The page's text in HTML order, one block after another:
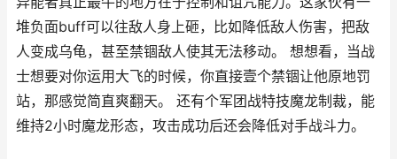
堆负面buff可以往敌人身上砸，比如降低敌人伤害，把敌
人变成乌龟，甚至禁锢敌人使其无法移动。 想想看，当战
士想要对你运用大飞的时候，你直接壹个禁锢让他原地罚
站，那感觉简直爽翻天。 还有个军团战特技魔龙制裁，能
维持2小时魔龙形态，攻击成功后还会降低对手战斗力。